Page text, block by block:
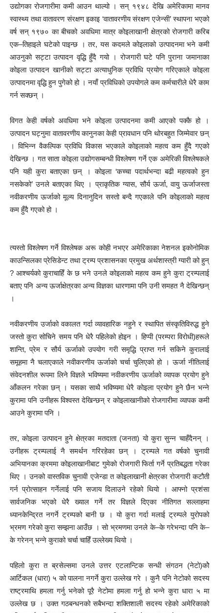
उद्योगका रोजगारीमा कमी आउन थाल्यो । सन् १९४८ देखि अमेरिकामा मानव
स्वास्थ्य तथा वातावरण संरक्षण इकाइ ‘वातावरणीय संरक्षण एजेन्सी’ स्थापना भएको
वर्ष सन् १९७० का बीचको अवधिमा मात्र कोइलाखानी क्षेत्रको रोजगारी करिब
एक–तिहाइले घटेको पाइन्छ । तर, यस कदमले कोइलाको उत्पादनमा भने कमी
आउनुको सट्टा उत्पादन वृद्धि हुँदै गयो । रोजगारी घटे पनि पुराना जमानाका
कोइला उत्पादन खानीको सट्टा अत्याधुनिक प्रविधि प्रयोग गरिएकाले कोइला
उत्पादनमा वृद्धि हुन पुगेको हो । नयाँ प्रविधिको उपयोगले कम कर्मचारीले धेरै काम
गर्न सक्छन् ।
विगत केही वर्षको अवधिमा भने कोइला उत्पादनमा कमी आएको पक्कै हो ।
उत्पादन घट्नुमा वातावरणीय कानुनका केही प्रावधान पनि थोरबहुत जिम्मेवार छन्
। विभिन्न वैकल्पिक प्रविधि विकास भएकाले कोइलाको महत्व कम हुँदै गएको
देखिन्छ । गत साता कोइला उद्योगसम्बन्धी विश्लेषण गर्ने एक अमेरिकी विश्लेषकले
पनि यही कुरा बताएका छन् । कोइला ‘कच्चा पदार्थभन्दा बढी महत्वको हुन
नसकेको’ उनले बताएका थिए । प्राकृतिक ग्यास, सौर्य ऊर्जा, वायु ऊर्जाजस्ता
नवीकरणीय ऊर्जाको मूल्य दिनानुदिन सस्तो बन्दै गएकाले पनि कोइलाको महत्व
कम हुँदै गएको हो ।
त्यस्तो विश्लेषण गर्ने विश्लेषक अरू कोही नभएर अमेरिकाका नेशनल इकोनोमिक
काउन्सिलका प्रेसिडेन्ट तथा ट्रम्प प्रशासनका प्रमुख अर्थशास्त्री ग्यारी को हुन्
? आश्चर्यको कुराचाहिँ के छ भने उनले कोइलाको महत्व कम हुने कुरा ट्रम्पलाई
बताए पनि अन्य ऊर्जाक्षेत्रका अन्य विज्ञका धारणामा पनि उनी समहत नै देखिन्छन्
।
नवीकरणीय उर्जाको वकालत गर्दा व्यावहारिक नहुने र स्थापित संस्कृतिविरुद्ध हुने
जस्तो कुरा सोचिने समय पनि धेरै पहिलेको होइन । हिप्पी (परम्परा विरोधी)हरूले
शान्ति, प्रेम र सौर्य ऊर्जाको उपयोग गरी समृद्धि प्राप्त गर्न सकिने कुरालाई
समूहमा नै चलाएकाले नवीकरणीय ऊर्जाको चर्चा चुलिएको हो । ऊर्जा नीतिलाई
संवेदनशील रूपमा लिने विज्ञले भविष्यमा नवीकरणीय ऊर्जाको व्यापक प्रयोग हुने
आँकलन गरेका छन् । यसका साथै भविष्यमा धेरै कोइला प्रयोग हुने छैन भन्ने
कुरामा पनि उनीहरू विश्वस्त देखिन्छन् र कोइलाखानीको रोजगारीमा व्यापक कमी
आउने कुरामा पनि ।
तर, कोइला उत्पादन हुने क्षेत्रका मतदाता (जनता) यो कुरा सुन्न चाहँदैनन् ।
उनीहरू ट्रम्पलाई नै समर्थन गरिरहेका छन् । ट्रम्पले गत वर्षको चुनावी
अभियानका क्रममा कोइलाखानीबाट गुमेको रोजगारी फिर्ता गर्ने प्रतिबद्धता गरेका
थिए । उनको वास्तविक चुनावी एजेन्डा त कोइलाखानी क्षेत्रका रोजगारी कटौती
गर्न प्रोत्साहन गर्नेलाई पनि सजाय दिलाउने रहेको थियो । आफ्नो प्रशंसा
सार्वजनिक भएको धेरै ख्याल गर्ने तर विज्ञले दिएका नीतिगत सल्लाहमा
ध्यानकेन्द्रित नगर्ने ट्रम्पको बानी छ । यो कुरा गर्दा मलाई ट्रम्पले युरोपको
भ्रमण गरेको कुरा सम्झना आउँछ । सो भ्रमणमा उनले के–के गरेभन्दा पनि के–
के गरेनन् भन्ने कुराको चर्चा चाहिँ उल्लेख्य थियो ।
पहिलो कुरा त ब्रसेल्समा उनले उत्तर एटलान्टिक सन्धी संगठन (नेटो)कोे
आर्टिकल (धारा) ५ को पालना नगर्ने कुरा उल्लेख गरे । कुनै पनि नेटोको सदस्य
राष्ट्रमाथि हमला गर्नु भनेको पूरै नेटोमा हमला गर्नु हो भन्ने कुरा धारा ५ मा
उल्लेख छ । उक्त गठबन्धनको सबैभन्दा शक्तिशाली सदस्य रहेको अमेरिकाको